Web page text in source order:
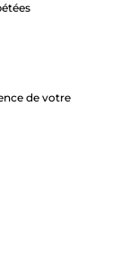
de votre